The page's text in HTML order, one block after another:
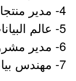
4- مدير منتجات أول.
5- عالم البيانات.
6- مدير مشروع مساعد.
7- مهندس بيانات.